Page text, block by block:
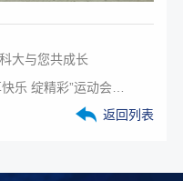
大与您共成长
活动 | 科大科技“悦运动 享快乐 绽精彩”运动会圆满落幕
返回列表